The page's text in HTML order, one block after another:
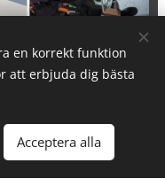
en korrekt funktion
att erbjuda dig bästa
Acceptera alla